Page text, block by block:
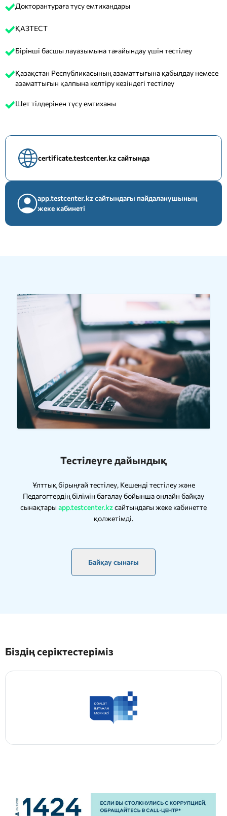
Докторантураға түсу емтихандары
ҚАЗТЕСТ
Бірінші басшы лауазымына тағайындау үшін тестілеу
Қазақстан Республикасының азаматтығына қабылдау немесе
азаматтығын қалпына келтіру кезіндегі тестілеу
Шет тілдерінен түсу емтиханы
certificate.testcenter.kz сайтында
app.testcenter.kz сайтындағы пайдаланушының
жеке кабинеті
Тестілеуге дайындық
Ұлттық бірыңғай тестілеу, Кешенді тестілеу және
Педагогтердің білімін бағалау бойынша онлайн байқау
сынақтары app.testcenter.kzсайтындағы жеке кабинетте
қолжетімді.
Байқау сынағы
Біздің серіктестеріміз